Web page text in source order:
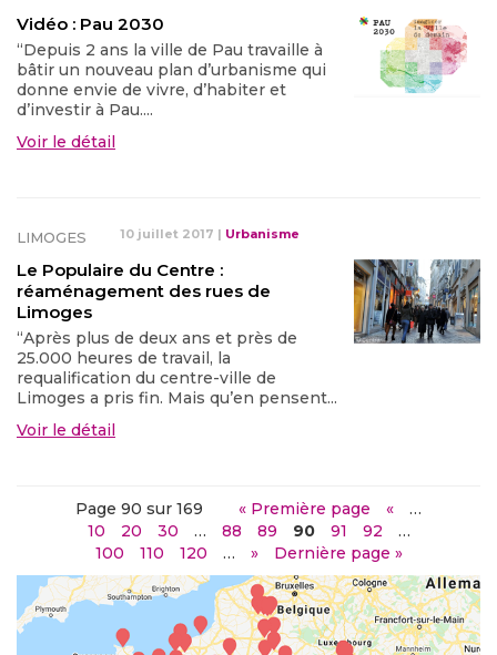
Vidéo : Pau 2030
“Depuis 2 ans la ville de Pau travaille à
bâtir un nouveau plan d’urbanisme qui
donne envie de vivre, d’habiter et
d’investir à Pau....
Voir le détail
LIMOGES 10 juillet 2017 | Urbanisme
Le Populaire du Centre :
réaménagement des rues de
Limoges
“Après plus de deux ans et près de
25.000 heures de travail, la
requalification du centre-ville de
Limoges a pris fin. Mais qu’en pensent...
Voir le détail
Page 90 sur 169 « Première page «
…
10
20 30 … 88 89 90 91 92
…
100
110 120 … » Dernière page »